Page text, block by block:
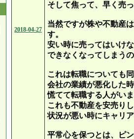
2018-04-27
そして焦って、早く売
当然ですが株や不動産
す。
安い時に売ってはいけ
できなくなってしまう
これは転職についても
会社の業績が悪化した
慌てて転職する人がい
これも不動産を安売り
状況が悪い時にキャリ
平常心を保つとは、ピ